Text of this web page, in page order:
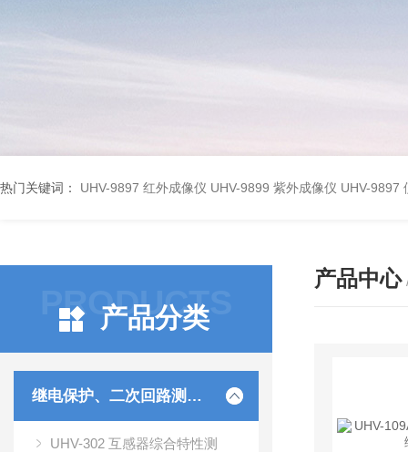
热门关键词： UHV-9897 红外成像仪 UHV-9899 紫外成像仪 UHV-9897
PRODUCTS
产品分类
继电保护、二次回路测试仪器
UHV-302 互感器综合特性测
产品中心